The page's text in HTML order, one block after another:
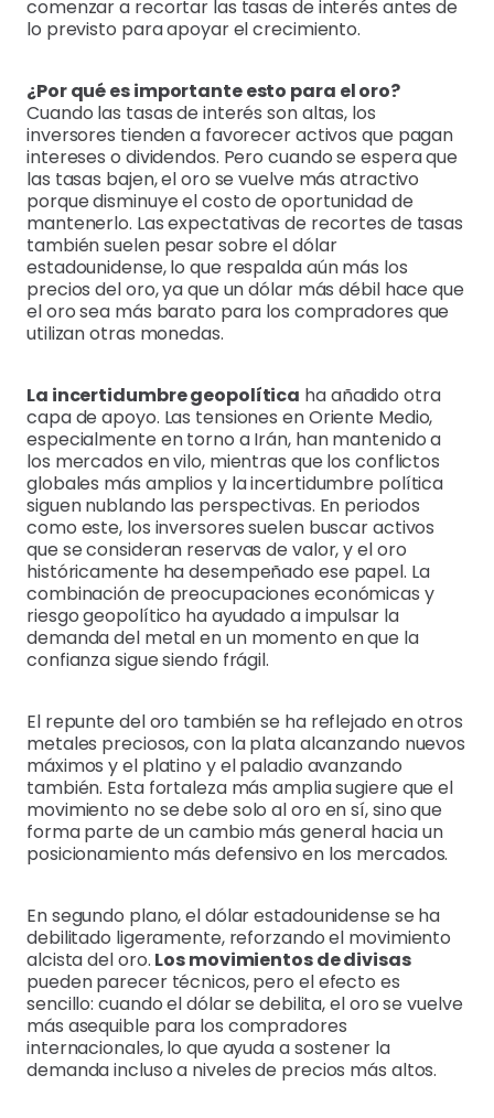
comenzar a recortar las tasas de interés antes de
lo previsto para apoyar el crecimiento.
¿Por qué es importante esto para el oro?
Cuando las tasas de interés son altas, los
inversores tienden a favorecer activos que pagan
intereses o dividendos. Pero cuando se espera que
las tasas bajen, el oro se vuelve más atractivo
porque disminuye el costo de oportunidad de
mantenerlo. Las expectativas de recortes de tasas
también suelen pesar sobre el dólar
estadounidense, lo que respalda aún más los
precios del oro, ya que un dólar más débil hace que
el oro sea más barato para los compradores que
utilizan otras monedas.
La incertidumbre geopolítica ha añadido otra
capa de apoyo. Las tensiones en Oriente Medio,
especialmente en torno a Irán, han mantenido a
los mercados en vilo, mientras que los conflictos
globales más amplios y la incertidumbre política
siguen nublando las perspectivas. En periodos
como este, los inversores suelen buscar activos
que se consideran reservas de valor, y el oro
históricamente ha desempeñado ese papel. La
combinación de preocupaciones económicas y
riesgo geopolítico ha ayudado a impulsar la
demanda del metal en un momento en que la
confianza sigue siendo frágil.
El repunte del oro también se ha reflejado en otros
metales preciosos, con la plata alcanzando nuevos
máximos y el platino y el paladio avanzando
también. Esta fortaleza más amplia sugiere que el
movimiento no se debe solo al oro en sí, sino que
forma parte de un cambio más general hacia un
posicionamiento más defensivo en los mercados.
En segundo plano, el dólar estadounidense se ha
debilitado ligeramente, reforzando el movimiento
alcista del oro. Los movimientos de divisas
pueden parecer técnicos, pero el efecto es
sencillo: cuando el dólar se debilita, el oro se vuelve
más asequible para los compradores
internacionales, lo que ayuda a sostener la
demanda incluso a niveles de precios más altos.